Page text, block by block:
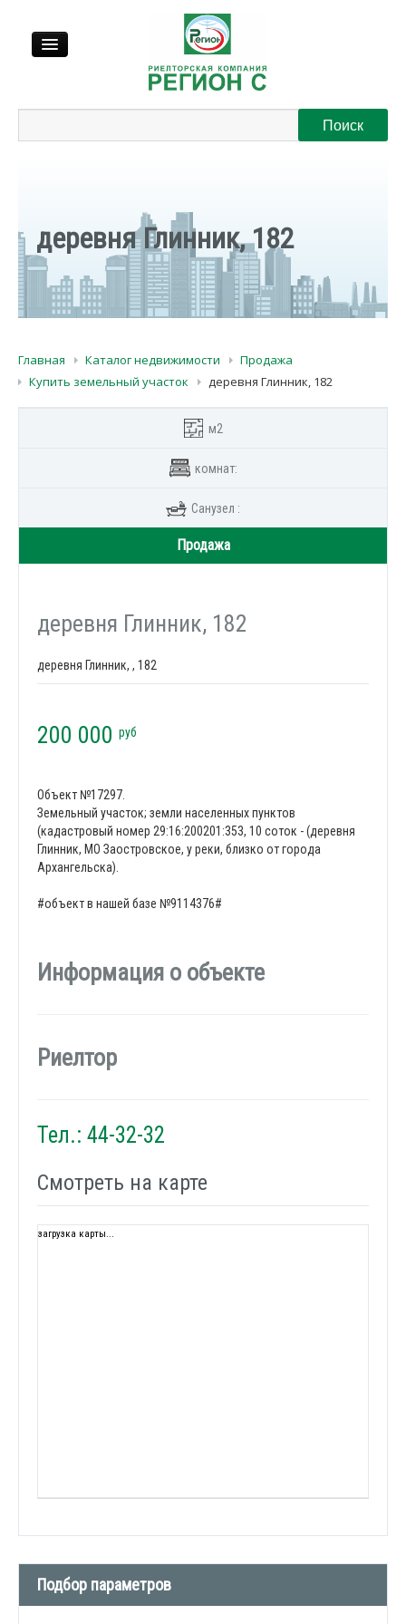
Регионы
Контакты
деревня Глинник, 182
Главная Каталог недвижимости
Продажа
Купить земельный участок
деревня Глинник, 182
м2
комнат:
Санузел :
Продажа
деревня Глинник, 182
деревня Глинник, , 182
200 000 руб
Объект №17297.
Земельный участок; земли населенных пунктов
(кадастровый номер 29:16:200201:353, 10 соток - (деревня
Глинник, МО Заостровское, у реки, близко от города
Архангельска).
#объект в нашей базе №9114376#
Информация о объекте
Риелтор
Тел.: 44-32-32
Смотреть на карте
загрузка карты...
Подбор параметров